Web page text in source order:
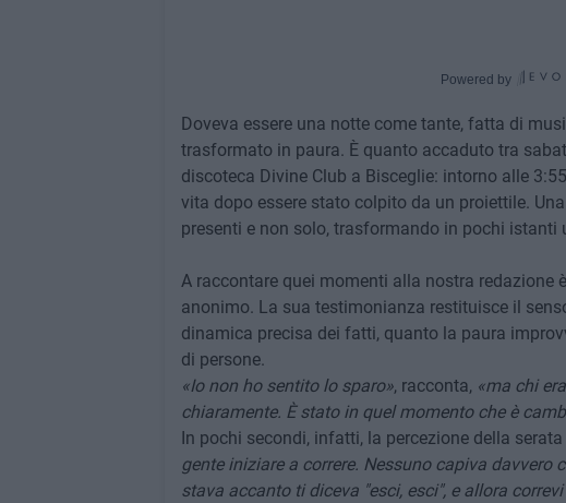
Powered by
Doveva essere una notte come tante, fatta di
trasformato in paura. È quanto accaduto tra
discoteca Divine Club a Bisceglie: intorno alle
vita dopo essere stato colpito da un proiettile.
presenti e non solo, trasformando in pochi
A raccontare quei momenti alla nostra redazione
anonimo. La sua testimonianza restituisce il
dinamica precisa dei fatti, quanto la paura
di persone.
«Io non ho sentito lo sparo», racconta, «ma chi
chiaramente. È stato in quel momento che è
In pochi secondi, infatti, la percezione della
gente iniziare a correre. Nessuno capiva davvero
stava accanto ti diceva "esci, esci", e allora